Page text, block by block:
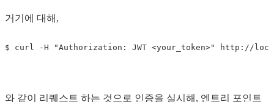
거기에 대해,
와 같이 리퀘스트 하는 것으로 인증을 실시해, 엔트리 포인트